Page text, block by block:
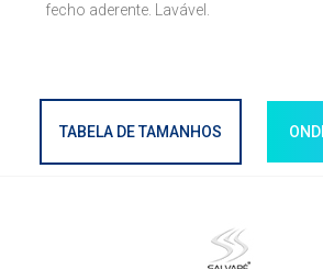
fecho aderente. Lavável.
TABELA DE TAMANHOS